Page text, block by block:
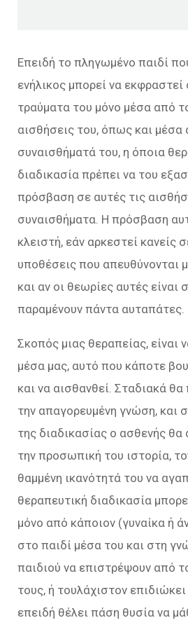
Επειδή το πληγωμένο παιδί
ενήλικος μπορεί να εκφραστεί
τραύματα του μόνο μέσα από
αισθήσεις του, όπως και μέσα
συναισθήματά του, η όποια
διαδικασία πρέπει να του
πρόσβαση σε αυτές τις
συναισθήματα. Η πρόσβαση
κλειστή, εάν αρκεστεί κανείς
υποθέσεις που απευθύνονται
και αν οι θεωρίες αυτές είναι
παραμένουν πάντα αυταπάτες.
Σκοπός μιας θεραπείας, είναι
μέσα μας, αυτό που κάποτε
και να αισθανθεί. Σταδιακά
την απαγορευμένη γνώση, και
της διαδικασίας ο ασθενής
την προσωπική του ιστορία,
θαμμένη ικανότητά του να
θεραπευτική διαδικασία
μόνο από κάποιον (γυναίκα ή
στο παιδί μέσα του και στη
παιδιού να επιστρέψουν από
τους, ή τουλάχιστον
επειδή θέλει πάση θυσία να